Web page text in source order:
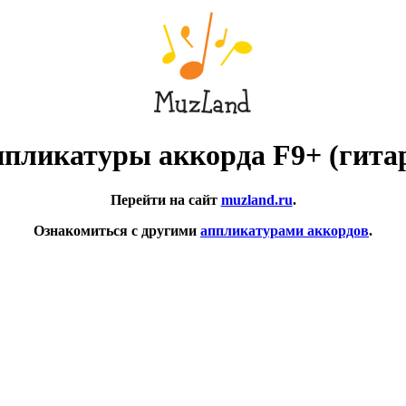
аккорда F9+
Перейти на сайт muzland.ru.
Ознакомиться с другими аппликатурами аккордов.